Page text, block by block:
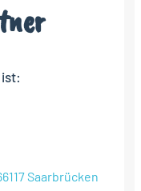
Saarbrücken